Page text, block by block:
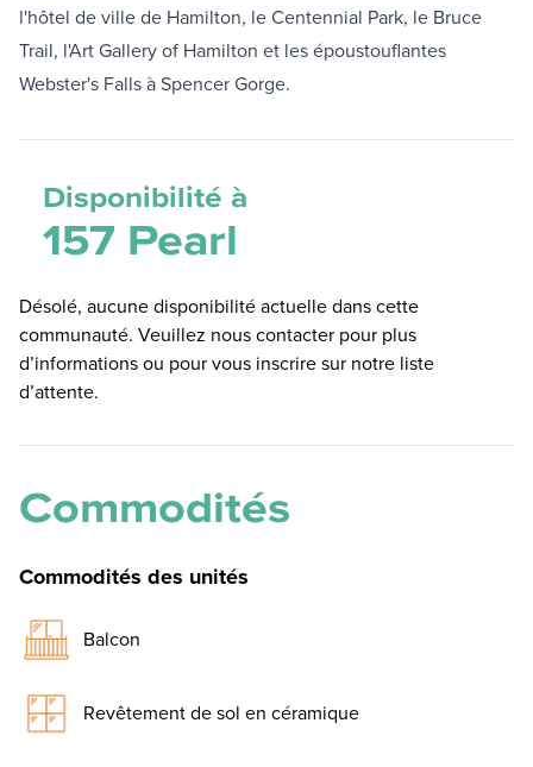
l'hôtel de ville de Hamilton, le Centennial Park, le Bruce
Trail, l'Art Gallery of Hamilton et les époustouflantes
Webster's Falls à Spencer Gorge.
Disponibilité à
157 Pearl
Désolé, aucune disponibilité actuelle dans cette
communauté. Veuillez nous contacter pour plus
d’informations ou pour vous inscrire sur notre liste
d’attente.
Commodités
Commodités des unités
Balcon
Revêtement de sol en céramique